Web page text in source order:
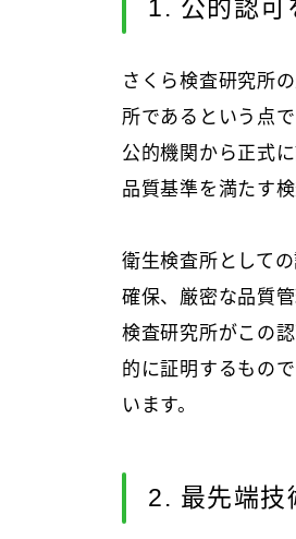
1. 公的認可
さくら検査研究所
所であるという点
公的機関から正式
品質基準を満たす
衛生検査所として
確保、厳密な品質
検査研究所がこの
的に証明するもの
います。
2. 最先端技